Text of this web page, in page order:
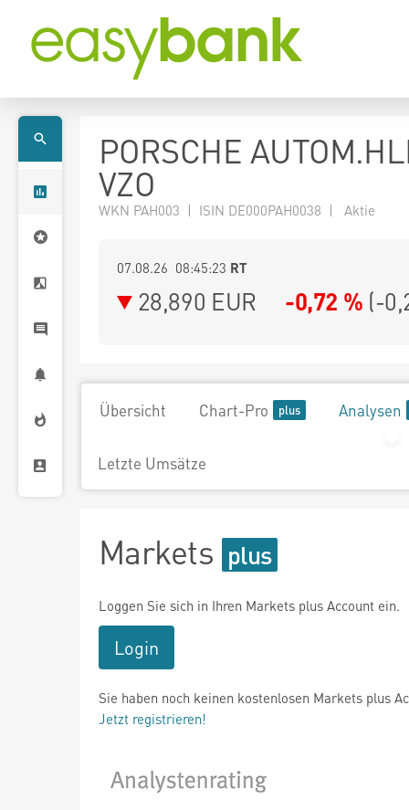
PORSCHE
VZO
WKN PAH003 | ISIN DE000PAH0038 | Aktie
07.08.26 08:45:23 RT
28,890 EUR -0,72 % (-
Übersicht Chart-Pro Analysen
Letzte Umsätze
Markets
Loggen Sie sich in Ihren Markets plus Account ein.
Login
Sie haben noch keinen kostenlosen Markets plus
Jetzt registrieren!